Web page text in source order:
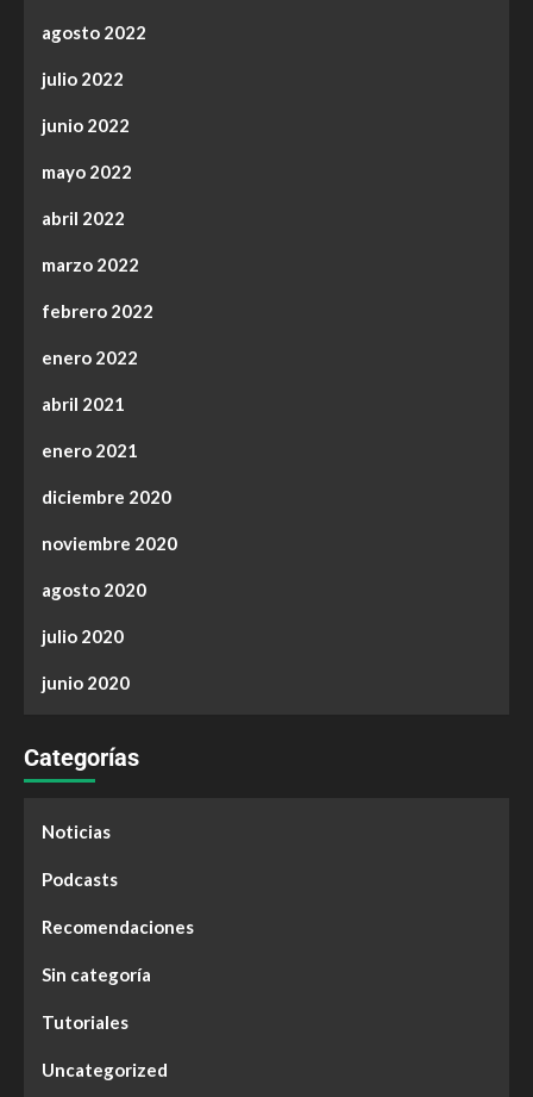
agosto 2022
julio 2022
junio 2022
mayo 2022
abril 2022
marzo 2022
febrero 2022
enero 2022
abril 2021
enero 2021
diciembre 2020
noviembre 2020
agosto 2020
julio 2020
junio 2020
Categorías
Noticias
Podcasts
Recomendaciones
Sin categoría
Tutoriales
Uncategorized